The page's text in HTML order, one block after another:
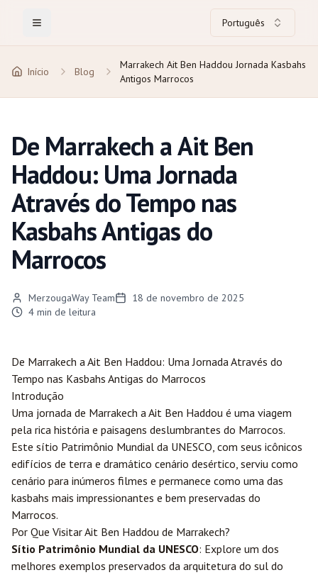
Toggle Menu Português
Início Blog
Marrakech Ait Ben Haddou Jornada Kasbahs
Antigos Marrocos
De Marrakech a Ait Ben
Haddou: Uma Jornada
Através do Tempo nas
Kasbahs Antigas do
Marrocos
MerzougaWay Team
18 de novembro de 2025
4 min de leitura
De Marrakech a Ait Ben Haddou: Uma Jornada Através do
Tempo nas Kasbahs Antigas do Marrocos
Introdução
Uma jornada de Marrakech a Ait Ben Haddou é uma viagem
pela rica história e paisagens deslumbrantes do Marrocos.
Este sítio Patrimônio Mundial da UNESCO, com seus icônicos
edifícios de terra e dramático cenário desértico, serviu como
cenário para inúmeros filmes e permanece como uma das
kasbahs mais impressionantes e bem preservadas do
Marrocos.
Por Que Visitar Ait Ben Haddou de Marrakech?
Sítio Patrimônio Mundial da UNESCO: Explore um dos
melhores exemplos preservados da arquitetura do sul do